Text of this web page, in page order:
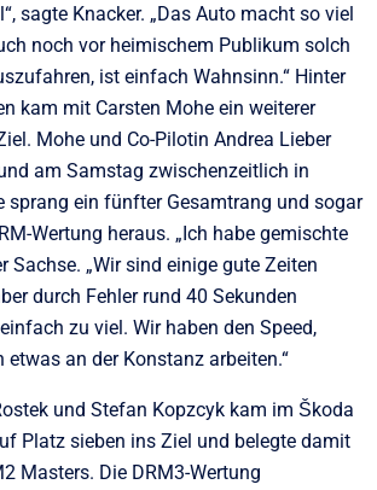
sagte Knacker. „Das Auto macht so viel
noch vor heimischem Publikum solch
ist einfach Wahnsinn.“ Hinter
kam mit Carsten Mohe ein weiterer
Mohe und Co-Pilotin Andrea Lieber
am Samstag zwischenzeitlich in
sprang ein fünfter Gesamtrang und sogar
Wertung heraus. „Ich habe gemischte
Sachse. „Wir sind einige gute Zeiten
durch Fehler rund 40 Sekunden
zu viel. Wir haben den Speed,
etwas an der Konstanz arbeiten.“
und Stefan Kopzcyk kam im Škoda
Platz sieben ins Ziel und belegte damit
Masters. Die DRM3-Wertung